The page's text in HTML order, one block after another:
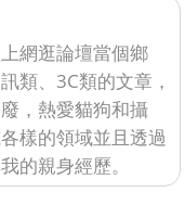
網逛論壇當個鄉
類、3C類的文章，
，熱愛貓狗和攝
樣的領域並且透過
的親身經歷。